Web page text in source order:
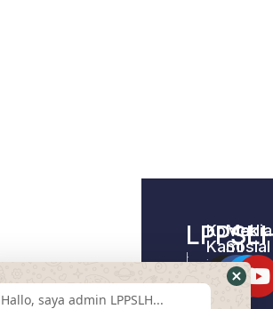
Home –
LPPSLH
Kontak
Kami
Tentang
Kami
Media
Sosial
Hallo, saya admin LPPSLH...